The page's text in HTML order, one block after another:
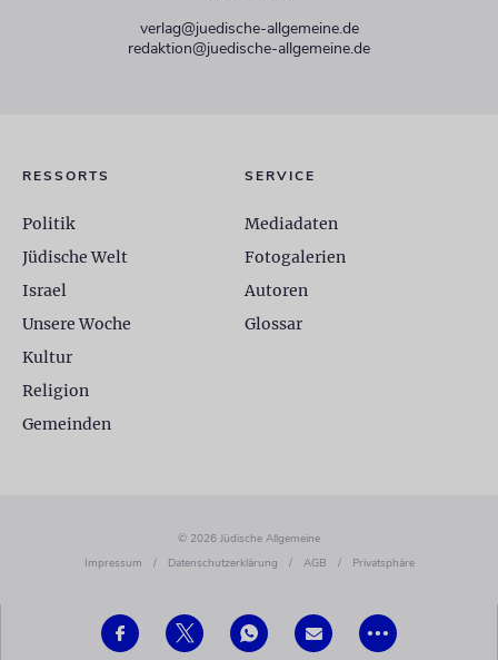
•••
verlag@juedische-allgemeine.de
redaktion@juedische-allgemeine.de
RESSORTS
Politik
Jüdische Welt
Israel
Unsere Woche
Kultur
Religion
Gemeinden
SERVICE
Mediadaten
Fotogalerien
Autoren
Glossar
© 2026 Jüdische Allgemeine
Impressum
/ Datenschutzerklärung / AGB / Privatsphäre